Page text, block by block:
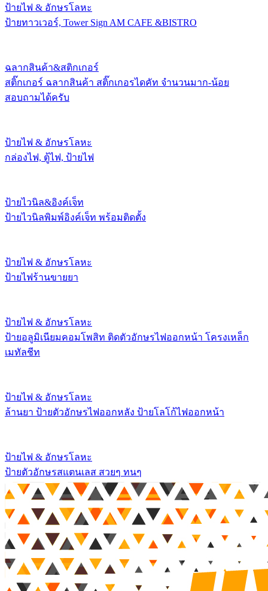
ป้ายไฟ & อักษรโลหะ
ป้ายทาวเวอร์, Tower Sign AM CAFE &BISTRO
ฉลากสินค้า&สติกเกอร์
สติ๊กเกอร์ ฉลากสินค้า สติ๊กเกอรไดคัท จำนวนมาก-น้อย
สอบถามได้ครับ
ป้ายไฟ & อักษรโลหะ
กล่องไฟ, ตู้ไฟ, ป้ายไฟ
ป้ายไวนิล&อิงค์เจ็ท
ป้ายไวนิลพิมพ์อิงค์เจ็ท พร้อมติดตั้ง
ป้ายไฟ & อักษรโลหะ
ป้ายไฟร้านขายยา
ป้ายไฟ & อักษรโลหะ
ป้ายอลูมิเนียมคอมโพสิท ติดตัวอักษรไฟออกหน้า โครงเหล็ก
เมทัลชีท
ป้ายไฟ & อักษรโลหะ
ล้านยา ป้ายตัวอักษรไฟออกหลัง ป้ายโลโก้ไฟออกหน้า
ป้ายไฟ & อักษรโลหะ
ป้ายตัวอักษรสแตนเลส สวยๆ ทนๆ